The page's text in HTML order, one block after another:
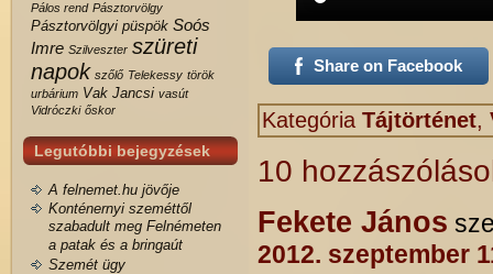
Pálos rend Pásztorvölgy
Pásztorvölgyi püspök Soós
Imre Szilveszter szüreti
napok szőlő Telekessy török
urbárium Vak Jancsi vasút
Vidróczki őskor
Legutóbbi bejegyzések
A felnemet.hu jövője
Konténernyi szeméttől
szabadult meg Felnémeten
a patak és a bringaút
Szemét ügy
Share on Facebook
Kategória Tájtörténet,
10
Fekete János
2012. szeptember